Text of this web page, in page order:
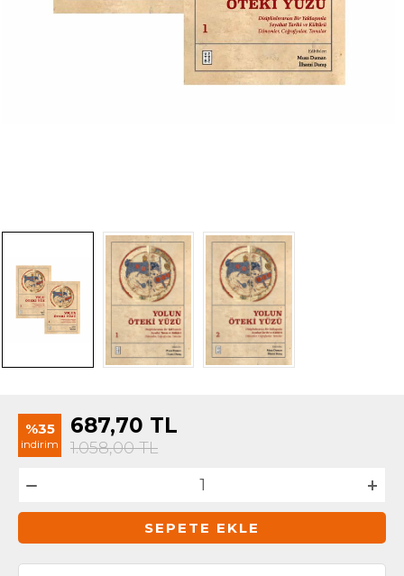
%35
indirim
687,70 TL
1.058,00TL
SEPETE EKLE